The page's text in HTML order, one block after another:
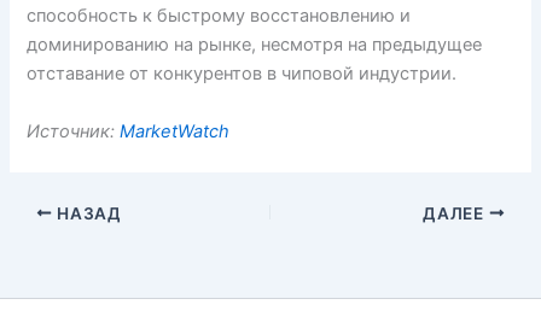
способность к быстрому восстановлению и
доминированию на рынке, несмотря на предыдущее
отставание от конкурентов в чиповой индустрии.
Источник:MarketWatch
НАЗАД ДАЛЕЕ